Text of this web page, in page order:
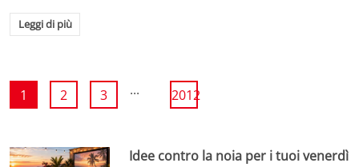
Leggi di più
1 2 3 ... 2012
Idee contro la noia per i tuoi venerdì